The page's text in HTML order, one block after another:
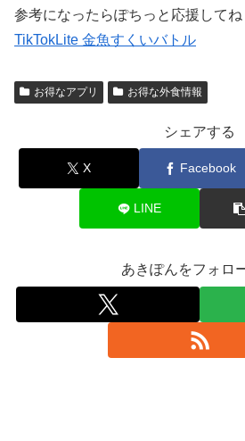
参考になったらぽちっと応援してね
TikTokLite 金魚すくいバトル
お得なアプリ お得な外食情報
シェアする
X Facebook
LINE
あきぽんをフォロ